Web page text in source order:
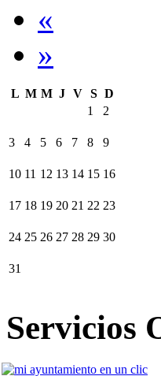
«
»
L M M J V S D
1
2
3 4 5 6 7 8 9
10 11 12 13 14 15 16
17 18 19 20 21 22 23
24 25 26 27 28 29 30
31
Servicios